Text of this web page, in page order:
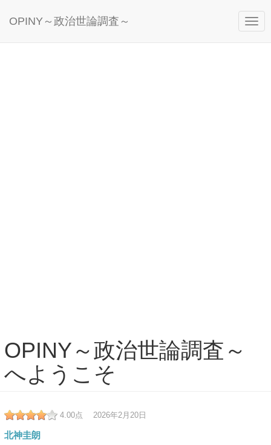
OPINY～政治世論調査～
OPINY～政治世論調査～
へようこそ
4.00点 2026年2月20日
北神圭朗